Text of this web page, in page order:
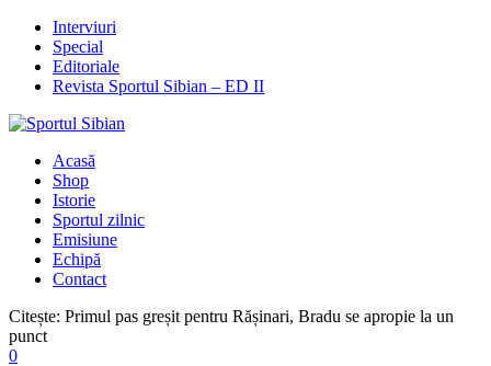
Interviuri
Special
Editoriale
Revista Sportul Sibian – ED II
Acasă
Shop
Istorie
Sportul zilnic
Emisiune
Echipă
Contact
Citește: Primul pas greșit pentru Rășinari, Bradu se apropie la un
punct
0